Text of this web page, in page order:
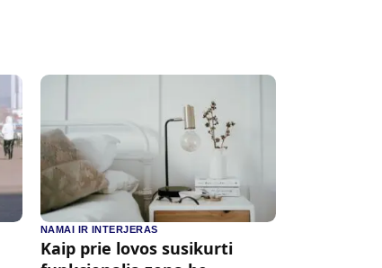
NAMAI IR INTERJERAS
Kaip prie lovos susikurti